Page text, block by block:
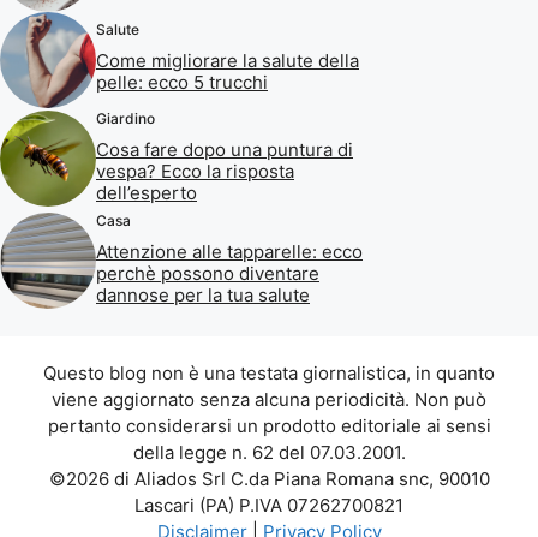
Salute
Come migliorare la salute della
pelle: ecco 5 trucchi
Giardino
Cosa fare dopo una puntura di
vespa? Ecco la risposta
dell’esperto
Casa
Attenzione alle tapparelle: ecco
perchè possono diventare
dannose per la tua salute
Questo blog non è una testata giornalistica, in quanto
viene aggiornato senza alcuna periodicità. Non può
pertanto considerarsi un prodotto editoriale ai sensi
della legge n. 62 del 07.03.2001.
©2026 di Aliados Srl C.da Piana Romana snc, 90010
Lascari (PA) P.IVA 07262700821
Disclaimer| Privacy Policy